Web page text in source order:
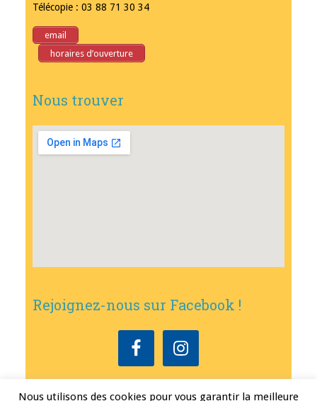
Télécopie : 03 88 71 30 34
email
horaires d’ouverture
Nous trouver
Rejoignez-nous sur Facebook !
Nous utilisons des cookies pour vous garantir la meilleure